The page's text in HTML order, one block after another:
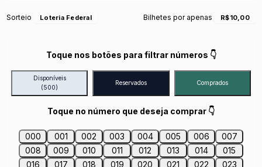
Sorteio Loteria Federal Bilhetes por apenas R$10,00
Toque nos botões para filtrar números 👇
Disponíveis
(500)
Reservados Comprados
Toque no número que deseja comprar 👇
000 001 002 003 004 005 006
007
008
009 010 011 012 013 014
015
016
017 018 019 020 021 022
023